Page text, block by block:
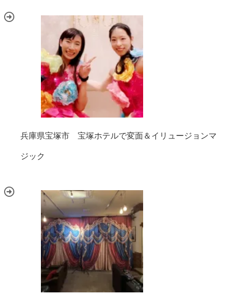
兵庫県宝塚市 宝塚ホテルで変面＆イリュージョンマ
ジック